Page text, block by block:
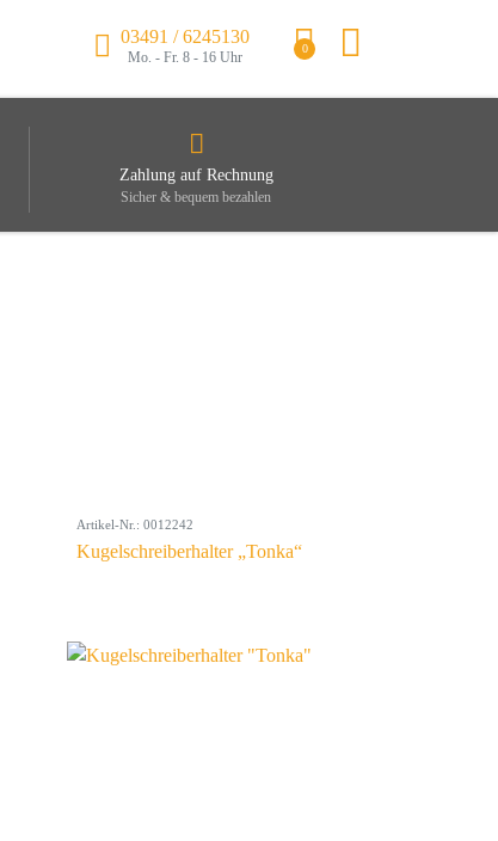
03491 / 6245130
Mo. - Fr. 8 - 16 Uhr
0
Zahlung auf Rechnung
Sicher & bequem bezahlen
Artikel-Nr.: 0012242
Kugelschreiberhalter „Tonka“